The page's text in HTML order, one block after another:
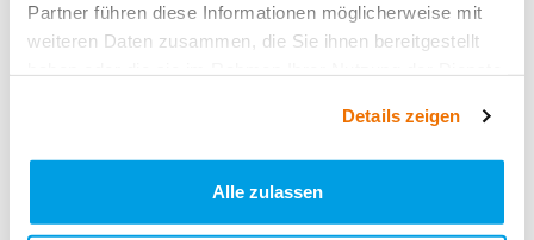
Partner führen diese Informationen möglicherweise mit
weiteren Daten zusammen, die Sie ihnen bereitgestellt
Details zeigen
Alle zulassen